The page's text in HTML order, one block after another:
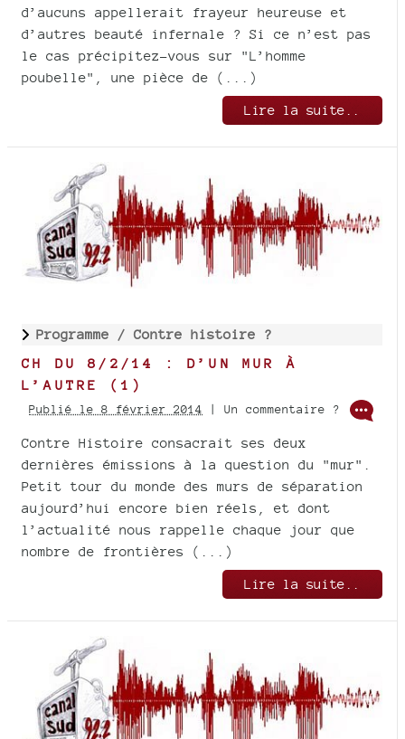
d’aucuns appellerait frayeur heureuse et
d’autres beauté infernale ? Si ce n’est pas
le cas précipitez-vous sur "L’homme
poubelle", une pièce de (...)
Lire la suite..
Programme / Contre histoire ?
CH DU 8/2/14 : D’UN MUR À
L’AUTRE (1)
Publié le 8 février 2014 | Un commentaire ?
Contre Histoire consacrait ses deux
dernières émissions à la question du "mur".
Petit tour du monde des murs de séparation
aujourd’hui encore bien réels, et dont
l’actualité nous rappelle chaque jour que
nombre de frontières (...)
Lire la suite..